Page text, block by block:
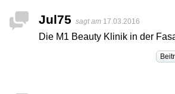
Jul75 sagt am 17.03.2016
Die M1 Beauty Klinik in der